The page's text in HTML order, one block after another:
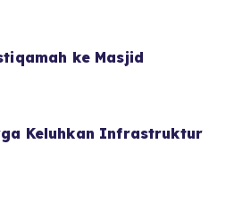
ke Masjid
Keluhkan Infrastruktur